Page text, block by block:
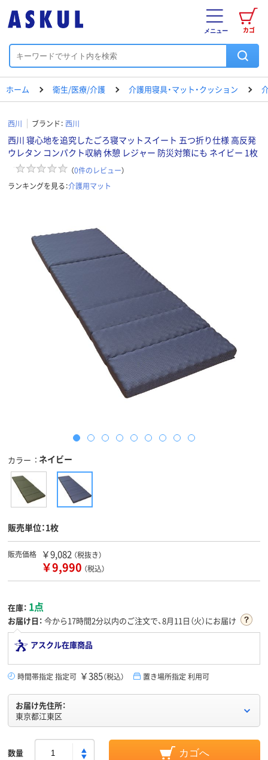
カゴ
メニュー
ホーム 衛生/医療/介護 介護用寝具・マット・クッション
西川 ブランド： 西川
西川 寝心地を追究したごろ寝マットスイート 五つ折り仕様 高反発
ウレタン コンパクト収納 休憩 レジャー 防災対策にも ネイビー 1枚
（0件のレビュー）
ランキングを見る：介護用マット
カラー ネイビー
販売単位：1枚
販売価格 ￥9,082 （税抜き）
￥9,990 （税込）
在庫： 1点
お届け日： 今から17時間2分以内のご注文で、8月11日（火）にお届け
アスクル在庫商品
時間帯指定 指定可 ￥385（税込） 置き場所指定 利用可
お届け先住所：
東京都江東区
数量 カゴへ